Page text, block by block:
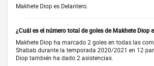
Makhete Diop es Delantero.
¿Cuál es el número total de goles de Makhete Diop
Makhete Diop ha marcado 2 goles en todas las
Shabab durante la temporada 2020/2021 en 12
Diop también ha dado 2 asistencias.